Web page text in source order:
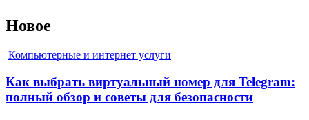
Новое
Компьютерные и интернет услуги
Как выбрать виртуальный номер для Telegram:
полный обзор и советы для безопасности